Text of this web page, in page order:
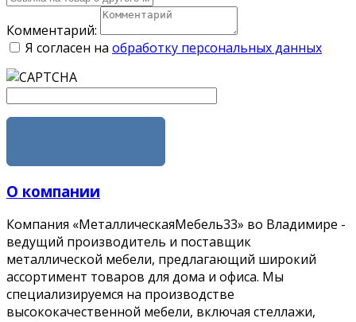
Комментарий:
Я согласен на обработку персональных данных
О компании
Компания «МеталлическаяМебель33» во Владимире -
ведущий производитель и поставщик
металлической мебели, предлагающий широкий
ассортимент товаров для дома и офиса. Мы
специализируемся на производстве
высококачественной мебели, включая стеллажи,